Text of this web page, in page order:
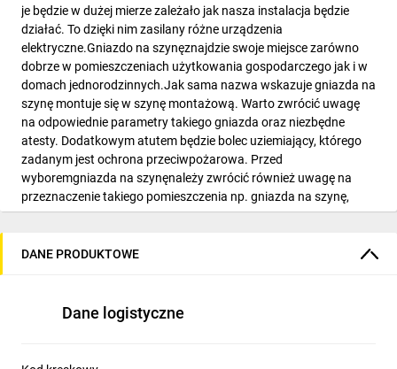
je będzie w dużej mierze zależało jak nasza instalacja będzie
działać. To dzięki nim zasilany różne urządzenia
elektryczne.Gniazdo na szynęznajdzie swoje miejsce zarówno
dobrze w pomieszczeniach użytkowania gospodarczego jak i w
domach jednorodzinnych.Jak sama nazwa wskazuje gniazda na
szynę montuje się w szynę montażową. Warto zwrócić uwagę
na odpowiednie parametry takiego gniazda oraz niezbędne
atesty. Dodatkowym atutem będzie bolec uziemiający, którego
zadanym jest ochrona przeciwpożarowa. Przed
wyboremgniazda na szynęnależy zwrócić również uwagę na
przeznaczenie takiego pomieszczenia np. gniazda na szynę,
które będziemy montować w pomieszczeniach garażowych
je montować w warunkach około atmosferycznych powinny być
Unikamy wtedy problemu zwarcia.
Gniazdo z uziemieniem – dlaczego to tak istotne?
się bardzo szeroka oferta produktów różniąca się i wyglądem i
DANE PRODUKTOWE
Dane logistyczne